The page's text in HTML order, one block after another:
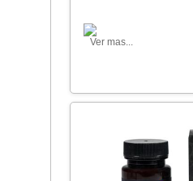
Ver mas...